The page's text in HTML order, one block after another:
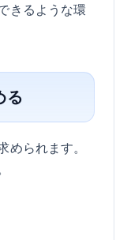
きるような環
る
られます。